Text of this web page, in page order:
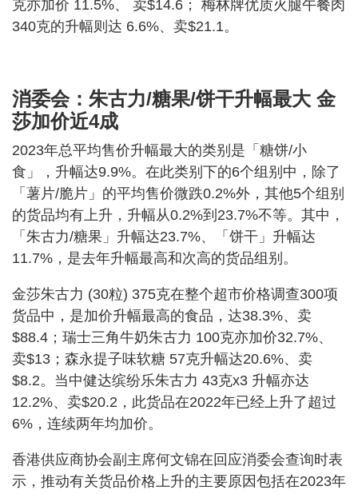
克亦加价 11.5%、 卖$14.6； 梅林牌优质火腿午餐肉
340克的升幅则达 6.6%、卖$21.1。
消委会：朱古力/糖果/饼干升幅最大 金
莎加价近4成
2023年总平均售价升幅最大的类别是「糖饼/小
食」，升幅达9.9%。在此类别下的6个组别中，除了
「薯片/脆片」的平均售价微跌0.2%外，其他5个组别
的货品均有上升，升幅从0.2%到23.7%不等。其中，
「朱古力/糖果」升幅达23.7%、「饼干」升幅达
11.7%，是去年升幅最高和次高的货品组别。
金莎朱古力 (30粒) 375克在整个超市价格调查300项
货品中，是加价升幅最高的食品，达38.3%、卖
$88.4；瑞士三角牛奶朱古力 100克亦加价32.7%、
卖$13；森永提子味软糖 57克升幅达20.6%、卖
$8.2。当中健达缤纷乐朱古力 43克x3 升幅亦达
12.2%、卖$20.2，此货品在2022年已经上升了超过
6%，连续两年均加价。
香港供应商协会副主席何文锦在回应消委会查询时表
示，推动有关货品价格上升的主要原因包括在2023年